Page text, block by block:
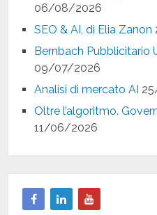
06/08/2026
SEO & AI, di Elia Zanon
Bernbach Pubblicitario
09/07/2026
Analisi di mercato AI
Oltre l’algoritmo.
11/06/2026